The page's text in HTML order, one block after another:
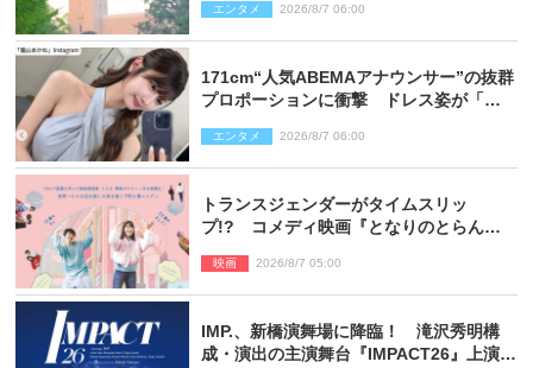
エンタメ 2026/8/7 06:00
171cm“人気ABEMAアナウンサー”の抜群
プロポーションに衝撃 ドレス姿が「美
エンタメ 2026/8/7 06:00
トランスジェンダーがタイムスリッ
プ!? コメディ映画『となりのとらんす
映画 2026/8/7 05:00
IMP.、新橋演舞場に降臨！ 滝沢秀明構
成・演出の主演舞台『IMPACT26』上演決